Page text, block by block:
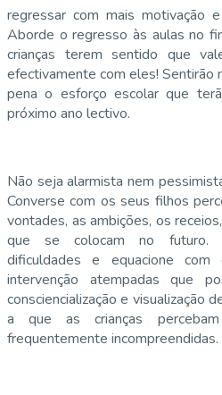
regressar com mais motivação
Aborde o regresso às aulas no
crianças terem sentido que
efectivamente com eles! Sentirão
pena o esforço escolar que
próximo ano lectivo.
Não seja alarmista nem
Converse com os seus filhos
vontades, as ambições, os
que se colocam no futuro.
dificuldades e equacione
intervenção atempadas que
consciencialização e visualização
a que as crianças
frequentemente incompreendidas.